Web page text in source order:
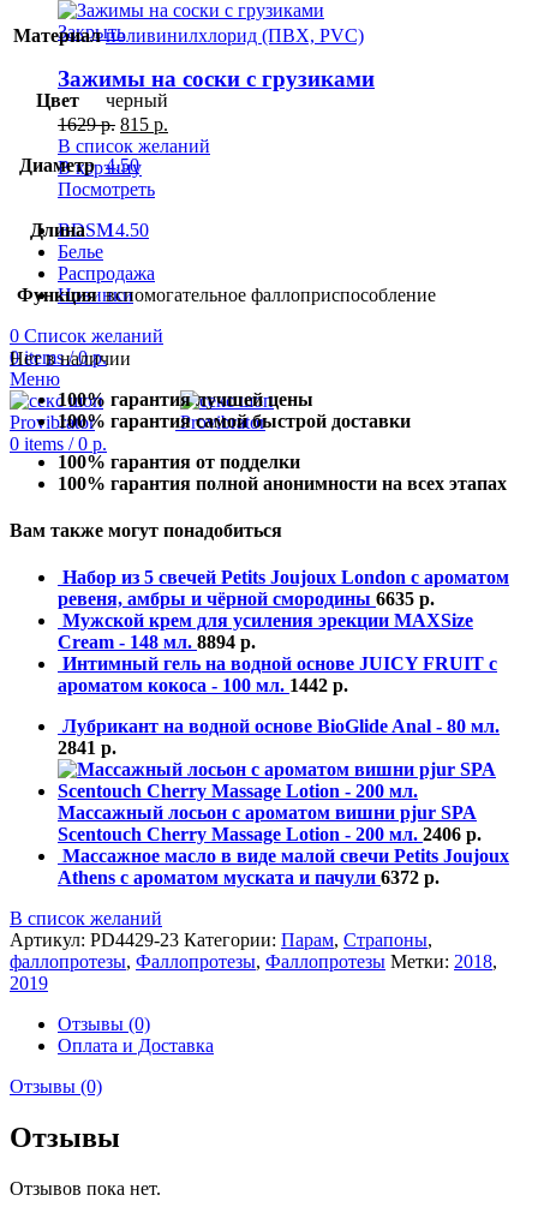
Закрыть
Зажимы на соски с грузиками
1629р. 815 р.
В список желаний
В корзину
Посмотреть
BDSM
Белье
Распродажа
Новинки
0 Список желаний
0items / 0р.
Меню
0 items / 0 р.
Материал поливинилхлорид (ПВХ, PVC)
Цвет черный
Диаметр 4.50
Длина 14.50
Функция вспомогательное фаллоприспособление
Нет в наличии
100% гарантия лучшей цены
100% гарантия самой быстрой доставки
100% гарантия от подделки
100% гарантия полной анонимности на всех этапах
Вам также могут понадобиться
Набор из 5 свечей Petits Joujoux London с ароматом
ревеня, амбры и чёрной смородины 6635 р.
Мужской крем для усиления эрекции MAXSize
Cream - 148 мл. 8894 р.
Интимный гель на водной основе JUICY FRUIT с
ароматом кокоса - 100 мл. 1442 р.
Лубрикант на водной основе BioGlide Anal - 80 мл.
2841 р.
Массажный лосьон с ароматом вишни pjur SPA
Scentouch Cherry Massage Lotion - 200 мл. 2406 р.
Массажное масло в виде малой свечи Petits Joujoux
Athens с ароматом муската и пачули 6372 р.
В список желаний
Артикул: PD4429-23 Категории: Парам, Страпоны,
фаллопротезы, Фаллопротезы, Фаллопротезы Метки: 2018,
2019
Отзывы (0)
Оплата и Доставка
Отзывы (0)
Отзывы
Отзывов пока нет.